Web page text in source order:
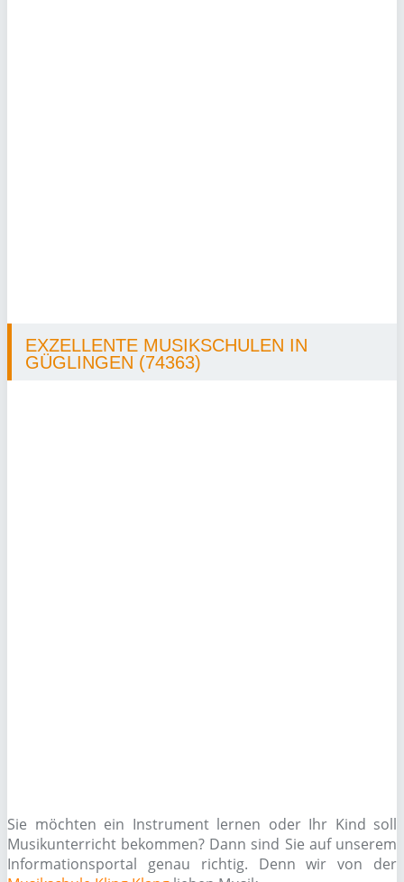
EXZELLENTE MUSIKSCHULEN IN
GÜGLINGEN (74363)
Sie möchten ein Instrument lernen oder Ihr Kind soll
Musikunterricht bekommen? Dann sind Sie auf unserem
Informationsportal genau richtig. Denn wir von der